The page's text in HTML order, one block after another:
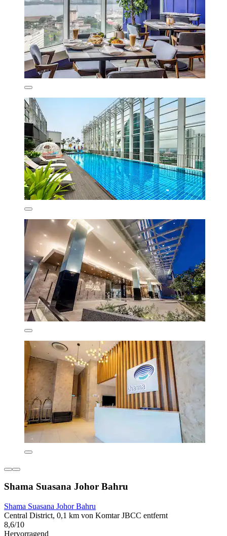
Shama Suasana Johor Bahru
Shama Suasana Johor Bahru
Central District, 0,1 km von Komtar JBCC entfernt
8,6/10
Hervorragend